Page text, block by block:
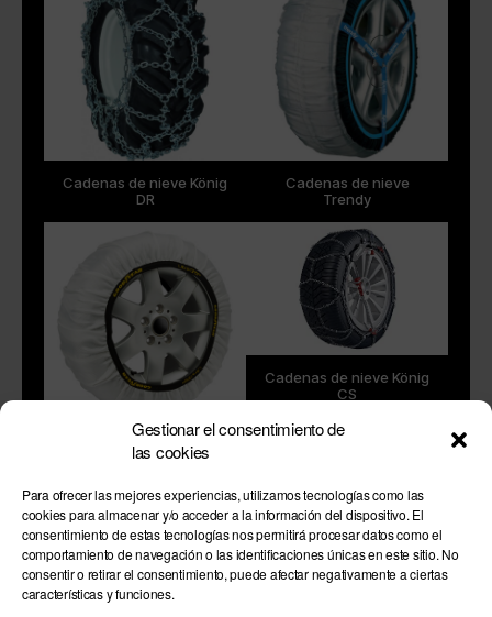
Gestionar el consentimiento de
las cookies
Para ofrecer las mejores experiencias, utilizamos tecnologías como las
cookies para almacenar y/o acceder a la información del dispositivo. El
consentimiento de estas tecnologías nos permitirá procesar datos como el
comportamiento de navegación o las identificaciones únicas en este sitio. No
consentir o retirar el consentimiento, puede afectar negativamente a ciertas
características y funciones.
Cadenas de nieve König
DR
Cadenas de nieve
Trendy
Cadenas de nieve
Goodyear
Cadenas de nieve König
CS